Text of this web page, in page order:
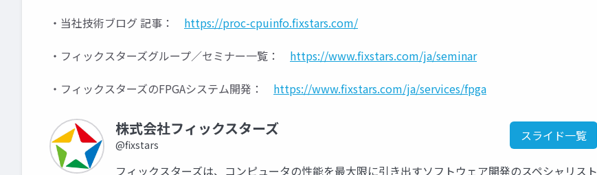
・当社技術ブログ 記事： https://proc-cpuinfo.fixstars.com/
・フィックスターズグループ／セミナー一覧： https://www.fixstars.com/ja/seminar
・フィックスターズのFPGAシステム開発： https://www.fixstars.com/ja/services/fpga
株式会社フィックスターズ
@fixstars
スライド一覧
フィックスターズは、コンピュータの性能を最大限に引き出すソフトウェア開発のスペシャリスト